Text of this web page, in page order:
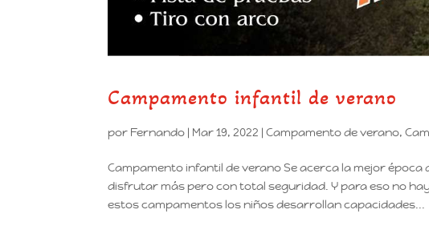
Campamento infantil de verano
por Fernando | Mar 19, 2022 |Campamento de verano,
Campamento infantil de verano Se acerca la mejor
disfrutar más pero con total seguridad. Y para eso no
estos campamentos los niños desarrollan capacidades...